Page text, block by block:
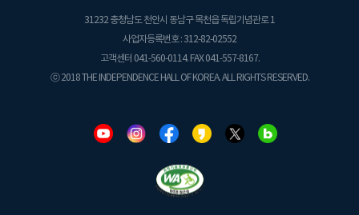
31232 충청남도 천안시 동남구 목천읍 독립기념관로 1
사업자등록번호 : 312-82-02552
고객센터 041-560-0114. FAX 041-557-8167.
ⓒ 2018 THE INDEPENDENCE HALL OF KOREA. ALL RIGHTS RESERVED.